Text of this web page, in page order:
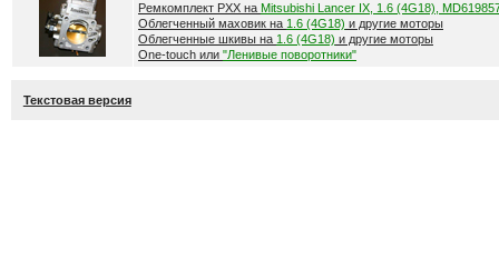
Ремкомплект РХХ на Mitsubishi Lancer IX, 1.6 (4G18),
Облегченный маховик на 1.6 (4G18) и другие моторы
Облегченные шкивы на 1.6 (4G18) и другие моторы
One-touch или "Ленивые поворотники"
Текстовая версия